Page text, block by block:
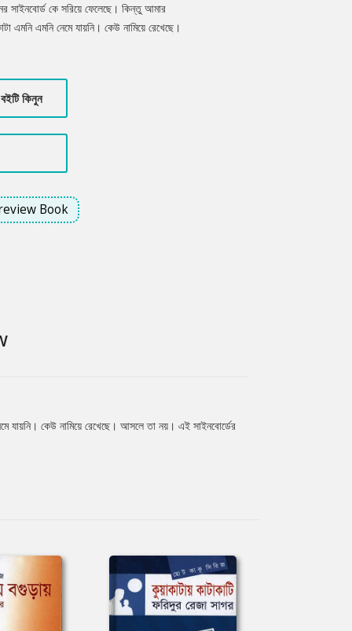
সাইনবোর্ড কে সরিয়ে ফেলেছে। কিন্তু আমার
এমনি এমনি নেমে যায়নি। কেউ নামিয়ে রেখেছে।
ফেলেছে। কুষ্টিয়া কেন এসেছি। সেটাই
বইটি কিনুন
Book
যায়নি। কেউ নামিয়ে রেখেছে। আসলে তা নয়। এই সাইনবোর্ডের